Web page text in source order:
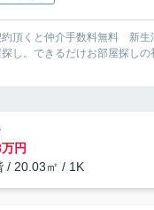
約頂くと仲介手数料無料 新生
し。できるだけお部屋探しの
円
/ 20.03㎡ / 1K